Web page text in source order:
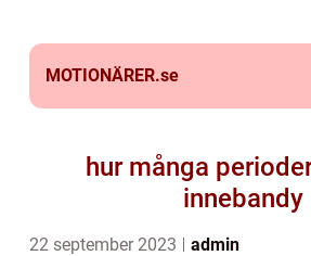
MOTIONÄRER.se
hur många
innebandy
22 september 2023 admin